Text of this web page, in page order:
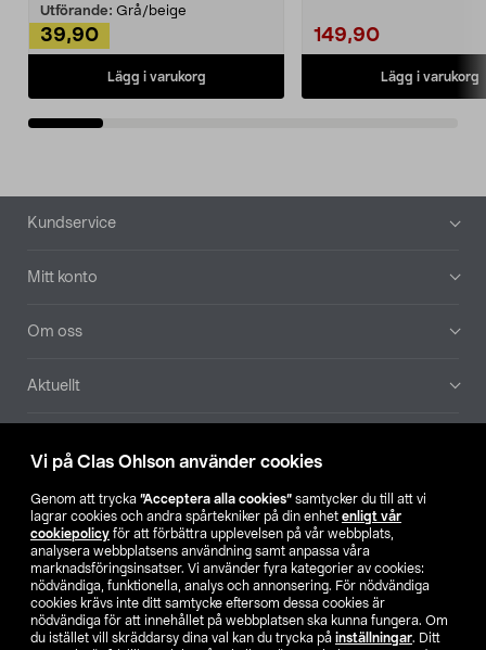
Vi på Clas Ohlson använder cookies
Genom att trycka ”Acceptera alla cookies” samtycker du till att vi
lagrar cookies och andra spårtekniker på din enhet enligt vår
cookiepolicy för att förbättra upplevelsen på vår webbplats,
analysera webbplatsens användning samt anpassa våra
marknadsföringsinsatser. Vi använder fyra kategorier av cookies:
nödvändiga, funktionella, analys och annonsering. För nödvändiga
cookies krävs inte ditt samtycke eftersom dessa cookies är
nödvändiga för att innehållet på webbplatsen ska kunna fungera. Om
du istället vill skräddarsy dina val kan du trycka på inställningar. Ditt
Utförande: Grå/beige
39,90
Lägg i varukorg
149,90
Lägg i varukorg
Sidfot
Kundservice
Mitt konto
Om oss
Aktuellt
Hitta butik
SE NO FI